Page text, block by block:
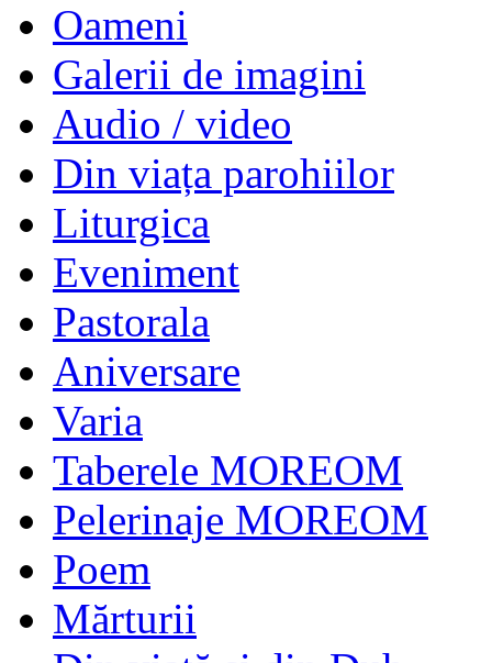
Oameni
Galerii de imagini
Audio / video
Din viața parohiilor
Liturgica
Eveniment
Pastorala
Aniversare
Varia
Taberele MOREOM
Pelerinaje MOREOM
Poem
Mărturii